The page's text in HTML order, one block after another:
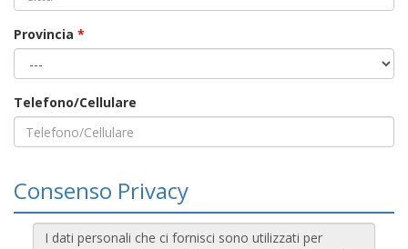
Provincia *
Telefono/Cellulare
Consenso Privacy